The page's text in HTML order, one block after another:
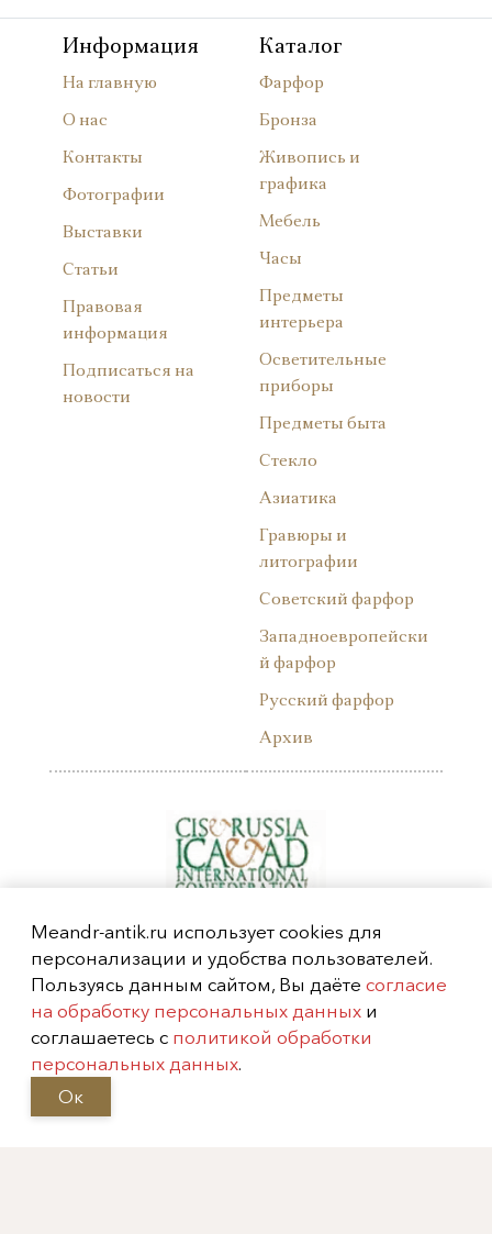
Информация
На главную
О нас
Контакты
Фотографии
Выставки
Статьи
Правовая
информация
Подписаться на
новости
Каталог
Фарфор
Бронза
Живопись и
графика
Мебель
Часы
Предметы
интерьера
Осветительные
приборы
Предметы быта
Стекло
Азиатика
Гравюры и
литографии
Советский фарфор
Западноевропейски
й фарфор
Русский фарфор
Архив
Meandr-antik.ru использует cookies для
персонализации и удобства пользователей.
Пользуясь данным сайтом, Вы даёте согласие
на обработку персональных данных и
соглашаетесь с политикой обработки
персональных данных.
Ок